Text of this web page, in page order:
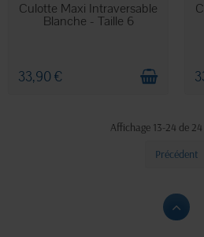
EN STOCK
Culotte Maxi Intraversable
Blanche - Taille 6
33,90 €
Affichage 13-24 de
Précédent